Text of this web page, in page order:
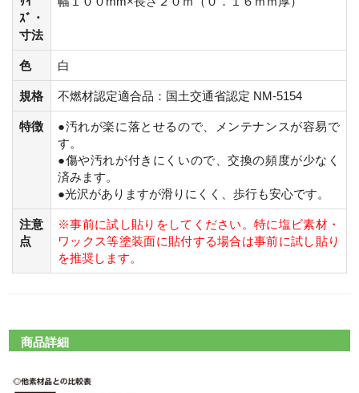
ｽﾞ・
寸法
色 白
規格 不燃材認定適合品：国土交通省認定 NM-5154
特徴
●汚れが楽に落とせるので、メンテナンスが容易で
す。
●傷や汚れが付きにくいので、交換の頻度が少なく
済みます。
●光沢がありますが滑りにくく、歩行も安心です。
注意
点
※事前に試し貼りをしてください。特に塩ビ素材・
ワックス等塗装面に貼付する場合は事前に試し貼り
を推奨します。
商品詳細